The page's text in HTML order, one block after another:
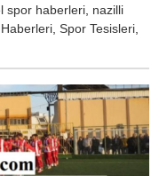
spor haberleri, nazilli
,Spor Tesisleri,